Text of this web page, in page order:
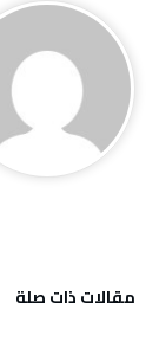
‫مقالات ذات صلة‬